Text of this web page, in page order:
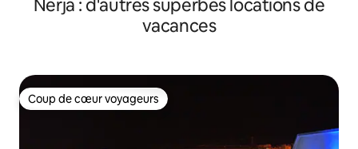
Nerja : d'autres superbes locations de
vacances
Coup de cœur voyageurs
Coup de cœur voyageurs